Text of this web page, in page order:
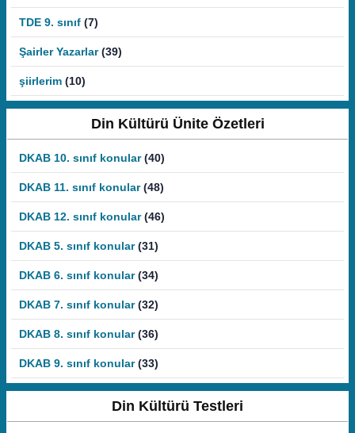
TDE 9. sınıf (7)
Şairler Yazarlar (39)
şiirlerim (10)
Din Kültürü Ünite Özetleri
DKAB 10. sınıf konular (40)
DKAB 11. sınıf konular (48)
DKAB 12. sınıf konular (46)
DKAB 5. sınıf konular (31)
DKAB 6. sınıf konular (34)
DKAB 7. sınıf konular (32)
DKAB 8. sınıf konular (36)
DKAB 9. sınıf konular (33)
Din Kültürü Testleri